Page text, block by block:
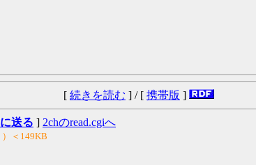
[ 続きを読む ] / [ 携帯版 ]
送る ] 2chのread.cgiへ
）＜149KB